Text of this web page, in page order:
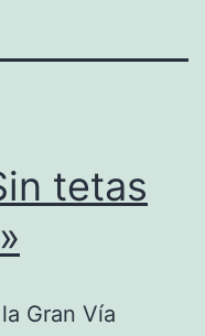
tetas
Gran Vía